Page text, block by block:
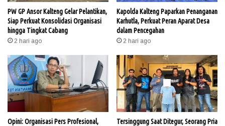
PW GP Ansor Kalteng Gelar Pelantikan,
Siap Perkuat Konsolidasi Organisasi
hingga Tingkat Cabang
2 hari ago
Kapolda Kalteng Paparkan Penanganan
Karhutla, Perkuat Peran Aparat Desa
dalam Pencegahan
2 hari ago
Opini: Organisasi Pers Profesional,
Tersinggung Saat Ditegur, Seorang Pria